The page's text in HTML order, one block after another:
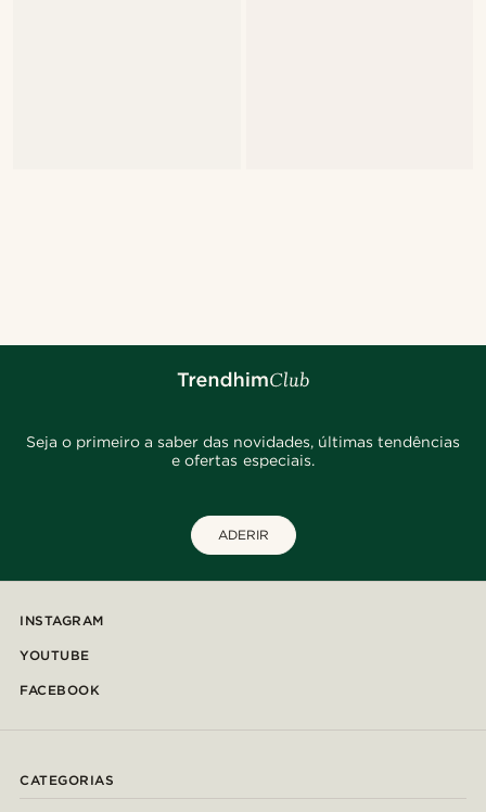
Seja o primeiro a saber das novidades, últimas tendências
e ofertas especiais.
ADERIR
INSTAGRAM
YOUTUBE
FACEBOOK
CATEGORIAS